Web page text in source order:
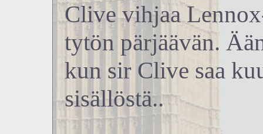
Clive vihjaa
tytön pärjäävän.
kun sir Clive saa
sisällöstä..